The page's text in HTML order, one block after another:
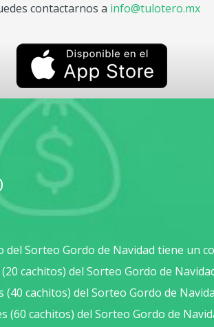
contactarnos a info@tulotero.mx
del Sorteo Gordo de Navidad tiene un
cachitos) del Sorteo Gordo de
(40 cachitos) del Sorteo Gordo de
(60 cachitos) del Sorteo Gordo de